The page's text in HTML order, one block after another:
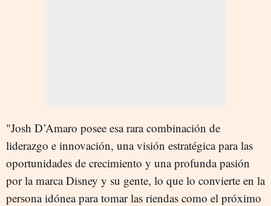
"Josh D’Amaro posee esa rara combinación de
liderazgo e innovación, una visión estratégica para las
oportunidades de crecimiento y una profunda pasión
por la marca Disney y su gente, lo que lo convierte en la
persona idónea para tomar las riendas como el próximo